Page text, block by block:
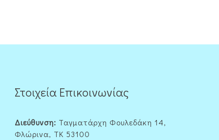
Στοιχεία Επικοινωνίας
Διεύθυνση: Ταγματάρχη Φουλεδάκη 14,
Φλώρινα, ΤΚ 53100